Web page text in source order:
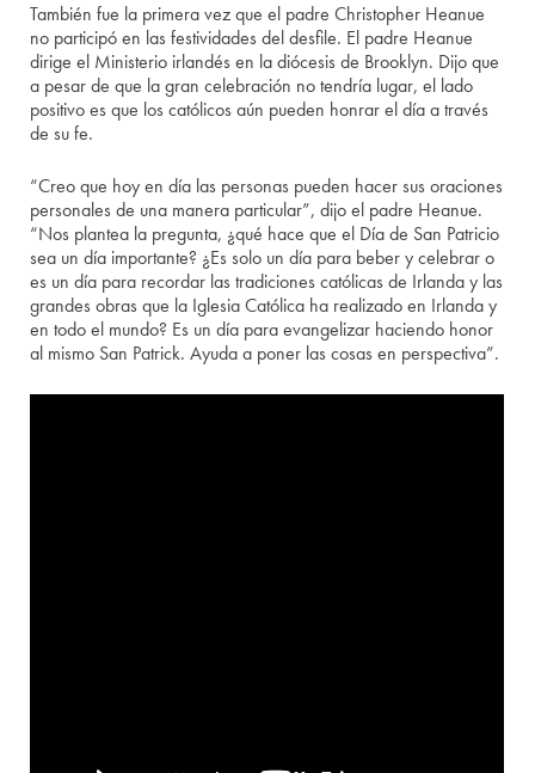
También fue la primera vez que el padre Christopher Heanue
no participó en las festividades del desfile. El padre Heanue
dirige el Ministerio irlandés en la diócesis de Brooklyn. Dijo que
a pesar de que la gran celebración no tendría lugar, el lado
positivo es que los católicos aún pueden honrar el día a través
de su fe.
“Creo que hoy en día las personas pueden hacer sus oraciones
personales de una manera particular”, dijo el padre Heanue.
“Nos plantea la pregunta, ¿qué hace que el Día de San Patricio
sea un día importante? ¿Es solo un día para beber y celebrar o
es un día para recordar las tradiciones católicas de Irlanda y las
grandes obras que la Iglesia Católica ha realizado en Irlanda y
en todo el mundo? Es un día para evangelizar haciendo honor
al mismo San Patrick. Ayuda a poner las cosas en perspectiva”.